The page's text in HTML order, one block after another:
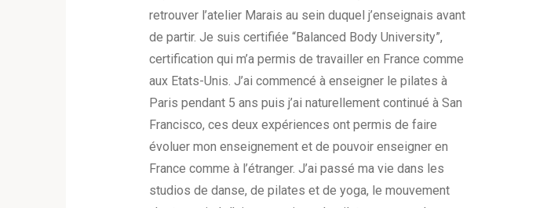
retrouver l’atelier Marais au sein duquel j’enseignais avant
de partir. Je suis certifiée “Balanced Body University”,
certification qui m’a permis de travailler en France comme
aux Etats-Unis. J’ai commencé à enseigner le pilates à
Paris pendant 5 ans puis j’ai naturellement continué à San
Francisco, ces deux expériences ont permis de faire
évoluer mon enseignement et de pouvoir enseigner en
France comme à l’étranger. J’ai passé ma vie dans les
studios de danse, de pilates et de yoga, le mouvement